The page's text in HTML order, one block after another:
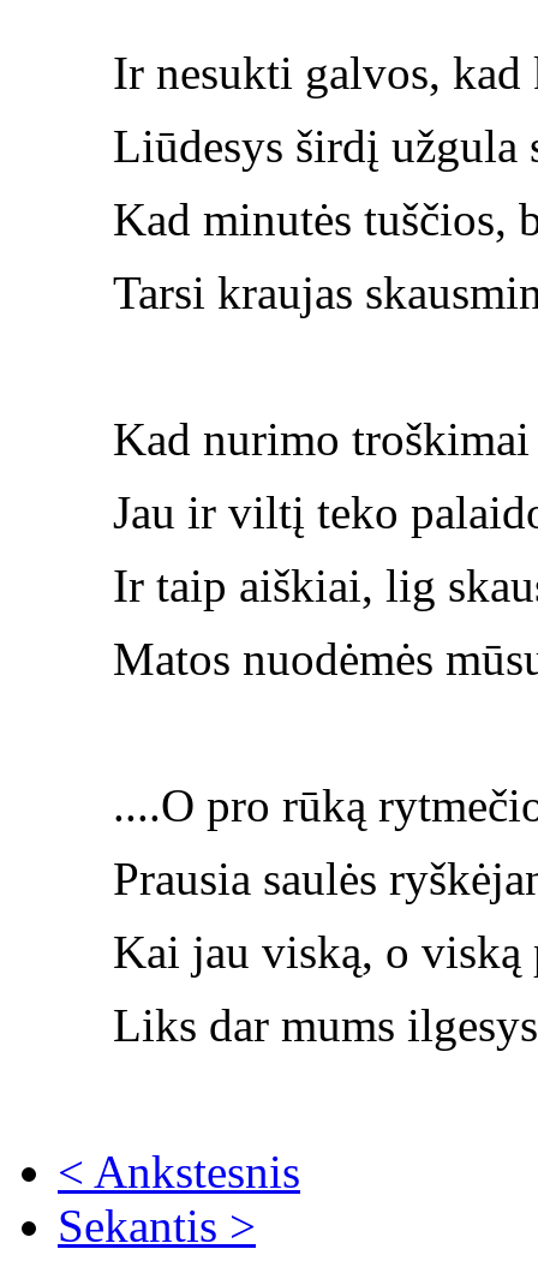
Ir nesukti galvos, kad
Liūdesys širdį užgula
Kad minutės tuščios,
Tarsi kraujas
Kad nurimo
Jau ir viltį teko
Ir taip aiškiai, lig
Matos nuodėmės
....O pro rūką
Prausia saulės
Kai jau viską, o viską
Liks dar mums
< Ankstesnis
Sekantis >